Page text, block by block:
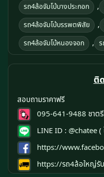
รถ4ล้อจัมโบ้บางประกอก ,
รถ4ล้อจัมโบ้บรรพตพิสัย ,
รถ4ล้อจัมโบ้หนองจอก ,
ติ
สอบถามราคาฟรี
095-641-9488 ชาต
LINE ID : @chatee(
https://
https://รถ4ล้อใหญ่รั